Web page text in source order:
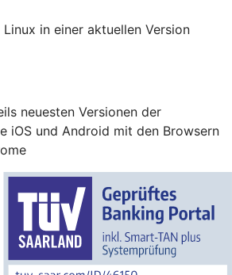
in einer aktuellen Version
neuesten Versionen der
iOS und Android mit den Browsern